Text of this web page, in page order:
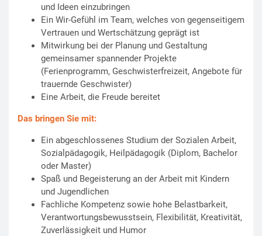
und Ideen einzubringen
Ein Wir-Gefühl im Team, welches von gegenseitigem
Vertrauen und Wertschätzung geprägt ist
Mitwirkung bei der Planung und Gestaltung
gemeinsamer spannender Projekte
(Ferienprogramm, Geschwisterfreizeit, Angebote für
trauernde Geschwister)
Eine Arbeit, die Freude bereitet
Das bringen Sie mit:
Ein abgeschlossenes Studium der Sozialen Arbeit,
Sozialpädagogik, Heilpädagogik (Diplom, Bachelor
oder Master)
Spaß und Begeisterung an der Arbeit mit Kindern
und Jugendlichen
Fachliche Kompetenz sowie hohe Belastbarkeit,
Verantwortungsbewusstsein, Flexibilität, Kreativität,
Zuverlässigkeit und Humor